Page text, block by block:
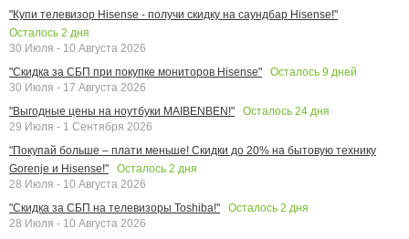
"Купи телевизор Hisense - получи скидку на саундбар Hisense!"
Осталось 2 дня
30 Июля - 10 Августа 2026
"Скидка за СБП при покупке мониторов Hisense"
Осталось 9 дней
30 Июля - 17 Августа 2026
"Выгодные цены на ноутбуки MAIBENBEN!"
Осталось 24 дня
29 Июля - 1 Сентября 2026
"Покупай больше – плати меньше! Скидки до 20% на бытовую технику
Gorenje и Hisense!"
Осталось 2 дня
28 Июля - 10 Августа 2026
"Скидка за СБП на телевизоры Toshiba!"
Осталось 2 дня
28 Июля - 10 Августа 2026